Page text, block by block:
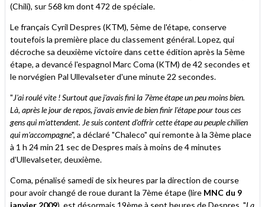
(Chili), sur 568 km dont 472 de spéciale.
Le français Cyril Despres (KTM), 5ème de l'étape, conserve
toutefois la première place du classement général. Lopez, qui
décroche sa deuxième victoire dans cette édition après la 5ème
étape, a devancé l'espagnol Marc Coma (KTM) de 42 secondes et
le norvégien Pal Ullevalseter d'une minute 22 secondes.
"J'ai roulé vite ! Surtout que j'avais fini la 7ème étape un peu moins bien.
Là, après le jour de repos, j'avais envie de bien finir l'étape pour tous ces
gens qui m'attendent. Je suis content d'offrir cette étape au peuple chilien
qui m'accompagne", a déclaré "Chaleco" qui remonte à la 3ème place
à 1 h 24 min 21 sec de Despres mais à moins de 4 minutes
d'Ullevalseter, deuxième.
Coma, pénalisé samedi de six heures par la direction de course
pour avoir changé de roue durant la 7ème étape (lire MNC du 9
janvier 2009), est désormais 19ème à sept heures de Despres. "La